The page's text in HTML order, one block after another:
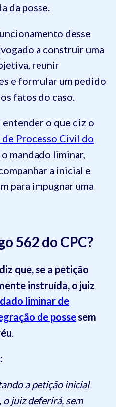
da posse.
desse
a construir uma
reunir
e formular um pedido
fatos do caso.
o que diz o
Processo Civil do
mandado liminar,
a inicial e
para impugnar uma
562 do CPC?
diz que, se a petição
instruída, o juiz
liminar de
de possesem
.
a petição inicial
juiz deferirá, sem